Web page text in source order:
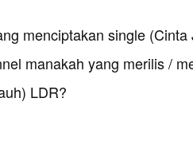
menciptakan single
manakah yang merilis /
LDR?